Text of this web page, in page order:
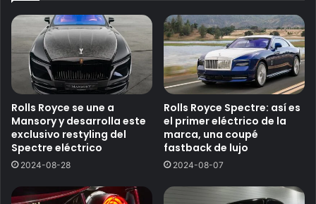
Rolls Royce se une a
Mansory y desarrolla este
exclusivo restyling del
Spectre eléctrico
2024-08-28
Rolls Royce Spectre: así es
el primer eléctrico de la
marca, una coupé
fastback de lujo
2024-08-07